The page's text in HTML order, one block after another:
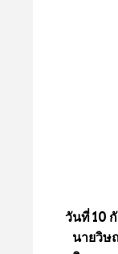
วันที่ 10
นายวิษ